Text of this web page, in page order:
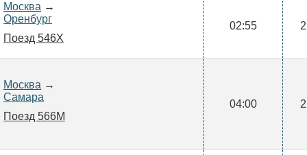
Москва →
Оренбург
Поезд 546Х
02:55
Москва →
Самара
Поезд 566М
04:00